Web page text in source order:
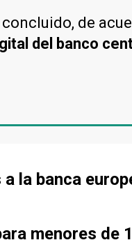
de
del banco
la banca
menores de